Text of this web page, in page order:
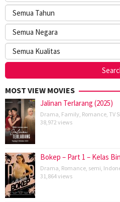
MOST VIEW MOVIES
Jalinan Terlarang (2025)
Drama, Family, Romance, TV
38,972 views
Bokep – Part 1 – Kelas
Drama, Romance, semi,
31,864 views